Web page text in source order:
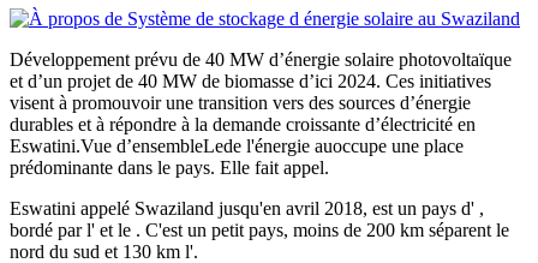
Développement prévu de 40 MW d’énergie solaire photovoltaïque
et d’un projet de 40 MW de biomasse d’ici 2024. Ces initiatives
visent à promouvoir une transition vers des sources d’énergie
durables et à répondre à la demande croissante d’électricité en
Eswatini.Vue d’ensembleLede l'énergie auoccupe une place
prédominante dans le pays. Elle fait appel.
Eswatini appelé Swaziland jusqu'en avril 2018, est un pays d' ,
bordé par l' et le . C'est un petit pays, moins de 200 km séparent le
nord du sud et 130 km l'.